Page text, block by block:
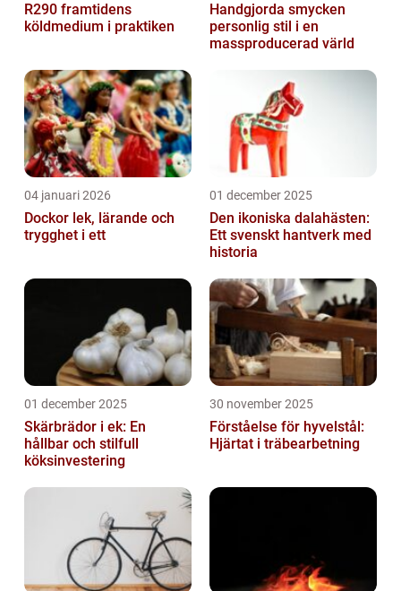
R290 framtidens
köldmedium i praktiken
Handgjorda smycken
personlig stil i en
massproducerad värld
04 januari 2026
Dockor lek, lärande och
trygghet i ett
01 december 2025
Den ikoniska dalahästen:
Ett svenskt hantverk med
historia
01 december 2025
Skärbrädor i ek: En
hållbar och stilfull
köksinvestering
30 november 2025
Förståelse för hyvelstål:
Hjärtat i träbearbetning